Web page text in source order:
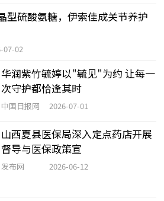
型硫酸氨糖，伊索佳成关节养护
07-02
华润紫竹毓婷以"毓见"为约 让每一
次守护都恰逢其时
中国日报网 2026-07-01
山西夏县医保局深入定点药店开展
督导与医保政策宣
发布网 2026-06-12